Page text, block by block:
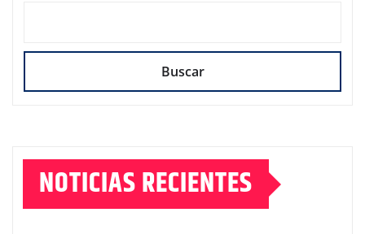
Buscar
NOTICIAS RECIENTES